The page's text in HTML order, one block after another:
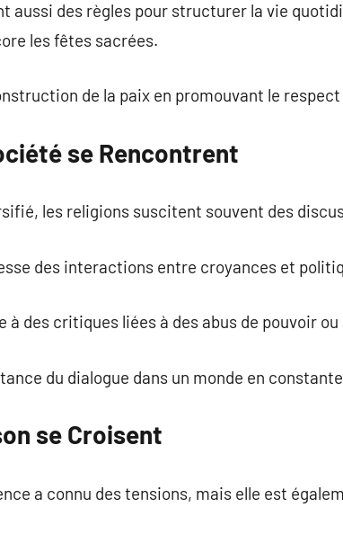
aussi des règles pour structurer la vie
les fêtes sacrées.
de la paix en promouvant le
se Rencontrent
les religions suscitent souvent des
des interactions entre croyances et
des critiques liées à des abus de pouvoir
du dialogue dans un monde en
se Croisent
a connu des tensions, mais elle est